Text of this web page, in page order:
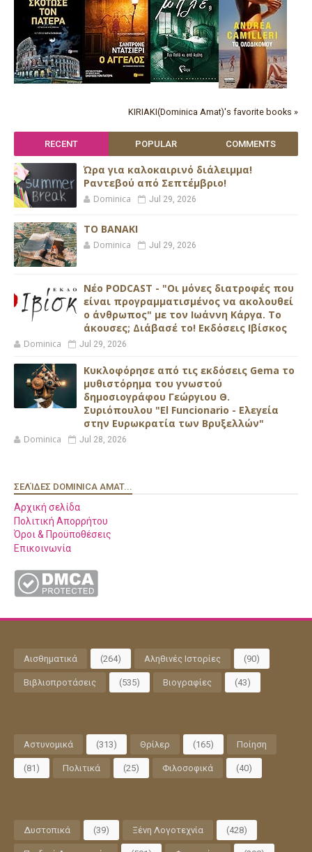
KIRIAKI(Dominica Amat)'s favorite books »
RECENT POPULAR COMMENTS
Ώρα για καλοκαιρινό διάλειμμα!
Ραντεβού από Σεπτέμβριο!
Dominica Jul 29, 2026
ΤΟ ΒΑΝΑΚΙ
Dominica Jul 29, 2026
Νέο PODCAST - "Οι μόνες διατροφές που
είναι προγραμματισμένος να ακολουθεί
ο άνθρωπος" με τον Ιωάννη Κάργα. Το
άκουσες; Διάβασέ το! Εκδόσεις Ιβίσκος
Dominica Jul 29, 2026
Κυκλοφόρησε από τις εκδόσεις Gema το
μυθιστόρημα του γνωστού
δημοσιογράφου Γεώργιου Θ.
Συριόπουλου "El Funcionario - Ελεγεία
στην Ευρωκρατία των Βρυξελλών"
Dominica Jul 28, 2026
ΣΕΛΊΔΕΣ DOMINICA AMAT...
Αρχική σελίδα
Πολιτική Απορρήτου
Όροι & Προϋποθέσεις
Επικοινωνία
Αισθηματικά (264) Αληθινές Ιστορίες (90)
Βιβλιοπροτάσεις (535) Βιογραφίες (43)
Αστυνομικά (313) Θρίλερ (165) Ποίηση
(81) Πολιτικά (25) Φιλοσοφικά (40)
Δυστοπικά (39) Ξένη Λογοτεχνία (428)